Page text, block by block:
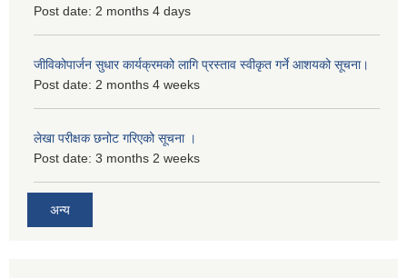
Post date: 2 months 4 days
जीविकोपार्जन सुधार कार्यक्रमको लागि प्रस्ताव स्वीकृत गर्ने आशयको सूचना।
Post date: 2 months 4 weeks
लेखा परीक्षक छनोट गरिएको सूचना ।
Post date: 3 months 2 weeks
अन्य